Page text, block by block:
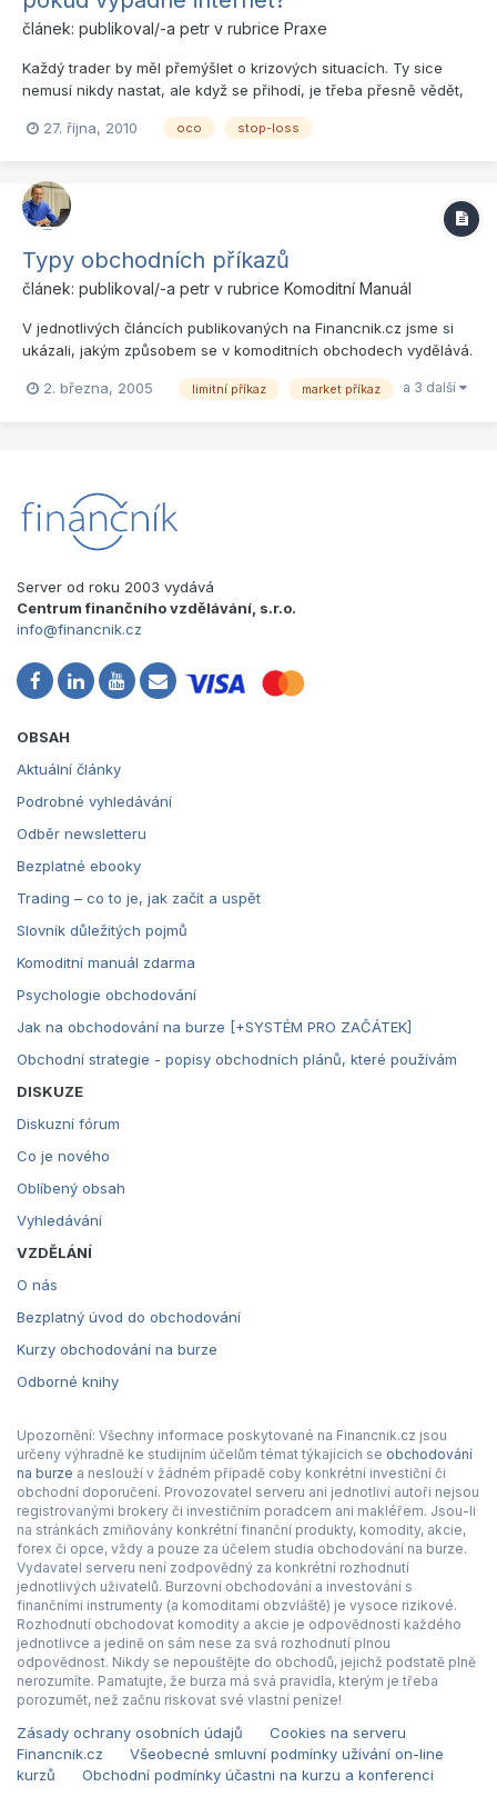
článek: publikoval/-a petr v rubrice Praxe
Každý trader by měl přemýšlet o krizových situacích. Ty sice
nemusí nikdy nastat, ale když se přihodí, je třeba přesně vědět,
věcí, ve které by měl mít on-line trader jasno, je situace, kdy
27. října, 2010 oco stop-loss
Typy obchodních příkazů
článek: publikoval/-a petr v rubrice Komoditní Manuál
V jednotlivých článcích publikovaných na Financnik.cz jsme si
ukázali, jakým způsobem se v komoditních obchodech vydělává.
představuje prostředníka mezi námi a burzovním parketem
2. března, 2005 limitní příkaz market příkaz a 3 další
Server od roku 2003 vydává
Centrum finančního vzdělávání, s.r.o.
info@financnik.cz
OBSAH
Aktuální články
Podrobné vyhledávání
Odběr newsletteru
Bezplatné ebooky
Trading – co to je, jak začít a uspět
Slovník důležitých pojmů
Komoditní manuál zdarma
Psychologie obchodování
Jak na obchodování na burze [+SYSTÉM PRO ZAČÁTEK]
Obchodní strategie - popisy obchodních plánů, které používám
DISKUZE
Diskuzní fórum
Co je nového
Oblíbený obsah
Vyhledávání
VZDĚLÁNÍ
O nás
Bezplatný úvod do obchodování
Kurzy obchodování na burze
Odborné knihy
Upozornění: Všechny informace poskytované na Financnik.cz jsou
určeny výhradně ke studijním účelům témat týkajících se obchodování
na burze a neslouží v žádném případě coby konkrétní investiční či
obchodní doporučení. Provozovatel serveru ani jednotliví autoři nejsou
registrovanými brokery či investičním poradcem ani makléřem. Jsou-li
na stránkách zmiňovány konkrétní finanční produkty, komodity, akcie,
forex či opce, vždy a pouze za účelem studia obchodování na burze.
Vydavatel serveru není zodpovědný za konkrétní rozhodnutí
jednotlivých uživatelů. Burzovní obchodování a investování s
finančními instrumenty (a komoditami obzvláště) je vysoce rizikové.
Rozhodnutí obchodovat komodity a akcie je odpovědností každého
jednotlivce a jedině on sám nese za svá rozhodnutí plnou
odpovědnost. Nikdy se nepouštějte do obchodů, jejichž podstatě plně
nerozumíte. Pamatujte, že burza má svá pravidla, kterým je třeba
porozumět, než začnu riskovat své vlastní peníze!
Zásady ochrany osobních údajů
Cookies na serveru
Financnik.cz
Všeobecné smluvní podmínky užívání on-line
kurzů
Obchodní podmínky účastni na kurzu a konferenci